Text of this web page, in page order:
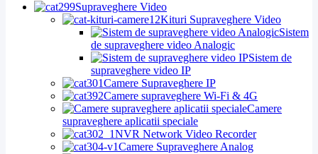
Supraveghere Video
Kituri Supraveghere Video
Sistem
de supraveghere video Analogic
Sistem de
supraveghere video IP
Camere Supraveghere IP
Camere supraveghere Wi-Fi & 4G
Camere
supraveghere aplicatii speciale
NVR Network Video Recorder
Camere Supraveghere Analog